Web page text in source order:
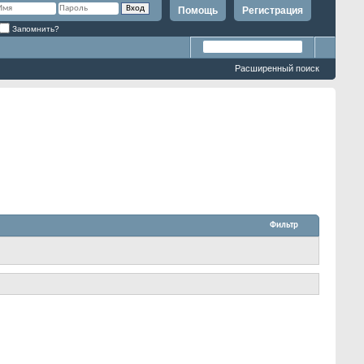
Регистрация
Помощь
Запомнить?
Расширенный поиск
Фильтр